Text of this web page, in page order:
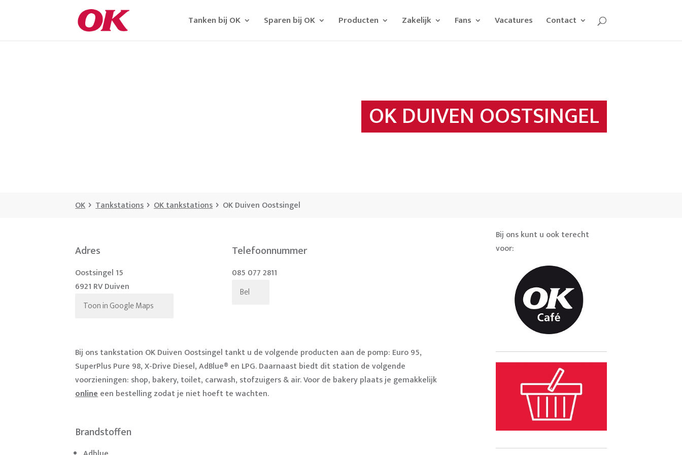
Tanken bij OK Sparen bij OK Producten Zakelijk Fans Vacatures Contact
OK DUIVEN OOSTSINGEL
OK Tankstations OK tankstations OK Duiven Oostsingel
Adres
Oostsingel 15
6921 RV Duiven
Toon in Google Maps
Telefoonnummer
085 077 2811
Bel
Bij ons tankstation OK Duiven Oostsingel tankt u de volgende producten aan de pomp: Euro 95,
SuperPlus Pure 98, X-Drive Diesel, AdBlue® en LPG. Daarnaast biedt dit station de volgende
voorzieningen: shop, bakery, toilet, carwash, stofzuigers & air.Voor de bakery plaats je gemakkelijk
onlineeen bestelling zodat je niet hoeft te wachten.
Brandstoffen
Bij ons kunt u ook terecht
voor: